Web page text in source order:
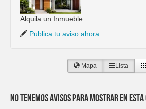
Alquila un Inmueble
Publica tu aviso ahora
Mapa Lista
No tenemos avisos para mostrar en